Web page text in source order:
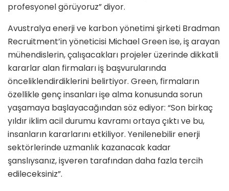
profesyonel görüyoruz” diyor.
Avustralya enerji ve karbon yönetimi şirketi Bradman
Recruitment’in yöneticisi Michael Green ise, iş arayan
mühendislerin, çalışacakları projeler üzerinde dikkatli
kararlar alan firmaları iş başvurularında
önceliklendirdiklerini belirtiyor. Green, firmaların
özellikle genç insanları işe alma konusunda sorun
yaşamaya başlayacağından söz ediyor: “Son birkaç
yıldır iklim acil durumu kavramı ortaya çıktı ve bu,
insanların kararlarını etkiliyor. Yenilenebilir enerji
sektörlerinde uzmanlık kazanacak kadar
şanslıysanız, işveren tarafından daha fazla tercih
edileceksiniz”.